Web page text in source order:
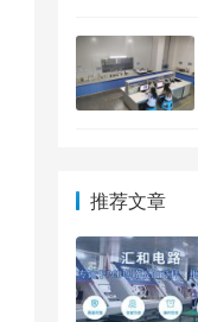
推荐文章